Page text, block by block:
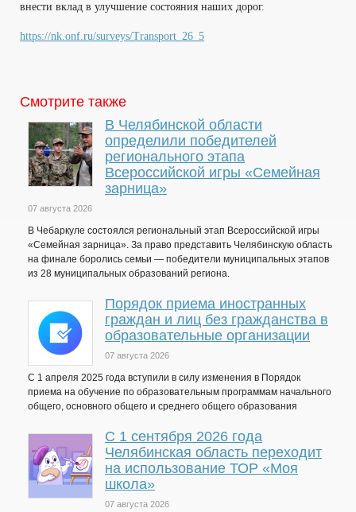
внести вклад в улучшение состояния наших дорог.
https://nk.onf.ru/surveys/Transport_26_5
Смотрите также
В Челябинской области
определили победителей
регионального этапа
Всероссийской игры «Семейная
зарница»
07 августа 2026
В Чебаркуле состоялся региональный этап Всероссийской игры
«Семейная зарница». За право представить Челябинскую область
на финале боролись семьи — победители муниципальных этапов
из 28 муниципальных образований региона.
Порядок приема иностранных
граждан и лиц без гражданства в
образовательные организации
07 августа 2026
С 1 апреля 2025 года вступили в силу изменения в Порядок
приема на обучение по образовательным программам начального
общего, основного общего и среднего общего образования
С 1 сентября 2026 года
Челябинская область переходит
на использование ТОР «Моя
школа»
07 августа 2026